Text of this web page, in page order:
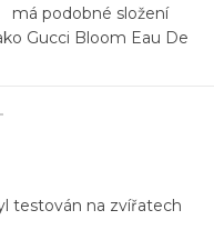
má podobné složení
Gucci Bloom Eau De
testován na zvířatech